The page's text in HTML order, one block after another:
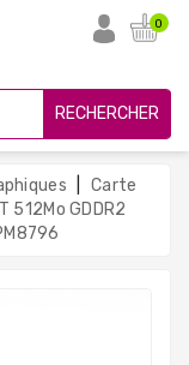
0
RECHERCHER
Carte
512Mo GDDR2